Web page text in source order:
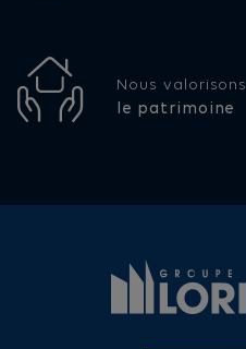
Nous valorisons
le patrimoine